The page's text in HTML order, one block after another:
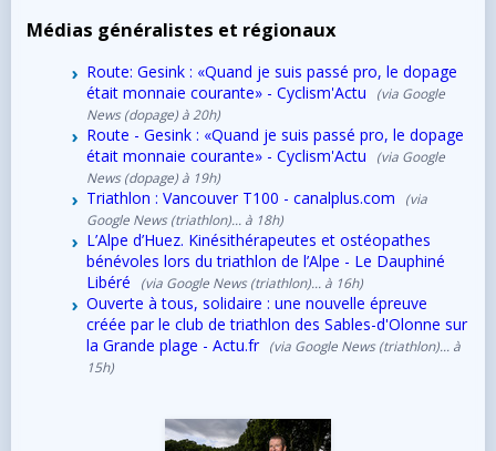
Médias généralistes et régionaux
Route: Gesink : «Quand je suis passé pro, le dopage
était monnaie courante» - Cyclism'Actu
(via Google
News (dopage) à 20h)
Route - Gesink : «Quand je suis passé pro, le dopage
était monnaie courante» - Cyclism'Actu
(via Google
News (dopage) à 19h)
Triathlon : Vancouver T100 - canalplus.com
(via
Google News (triathlon)... à 18h)
L’Alpe d’Huez. Kinésithérapeutes et ostéopathes
bénévoles lors du triathlon de l’Alpe - Le Dauphiné
Libéré
(via Google News (triathlon)... à 16h)
Ouverte à tous, solidaire : une nouvelle épreuve
créée par le club de triathlon des Sables-d'Olonne sur
la Grande plage - Actu.fr
(via Google News (triathlon)... à
15h)